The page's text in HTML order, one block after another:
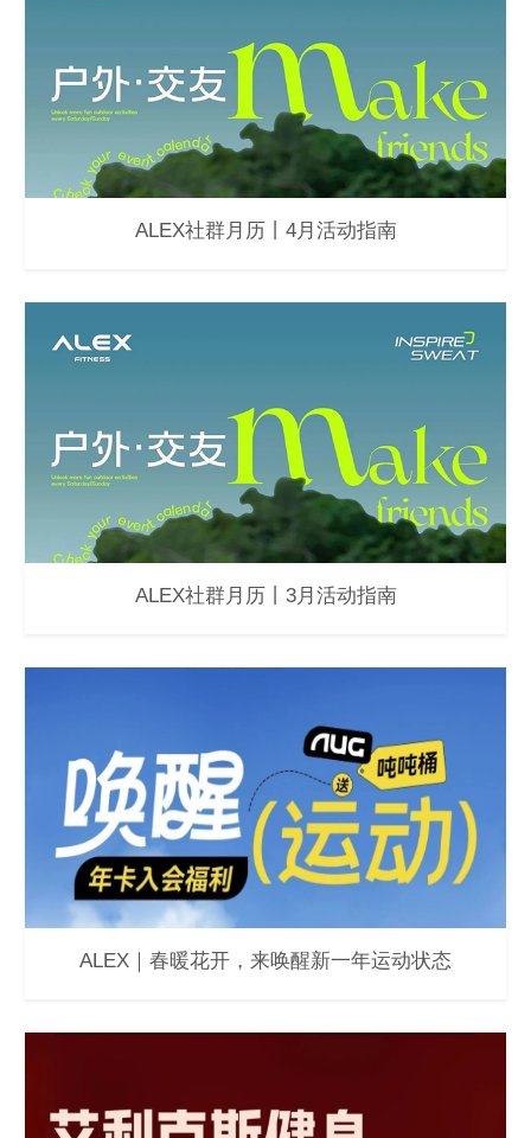
ALEX社群月历丨4月活动指南
ALEX社群月历丨3月活动指南
ALEX｜春暖花开，来唤醒新一年运动状态